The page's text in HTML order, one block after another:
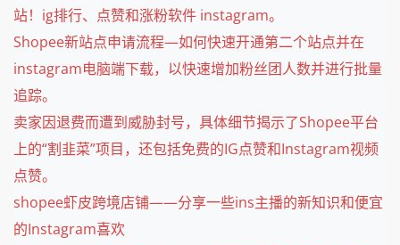
站！ig排行、点赞和涨粉软件 instagram。
Shopee新站点申请流程—如何快速开通第二个站点并在
instagram电脑端下载，以快速增加粉丝团人数并进行批量
追踪。
卖家因退费而遭到威胁封号，具体细节揭示了Shopee平台
上的“割韭菜”项目，还包括免费的IG点赞和Instagram视频
点赞。
shopee虾皮跨境店铺——分享一些ins主播的新知识和便宜
的Instagram喜欢